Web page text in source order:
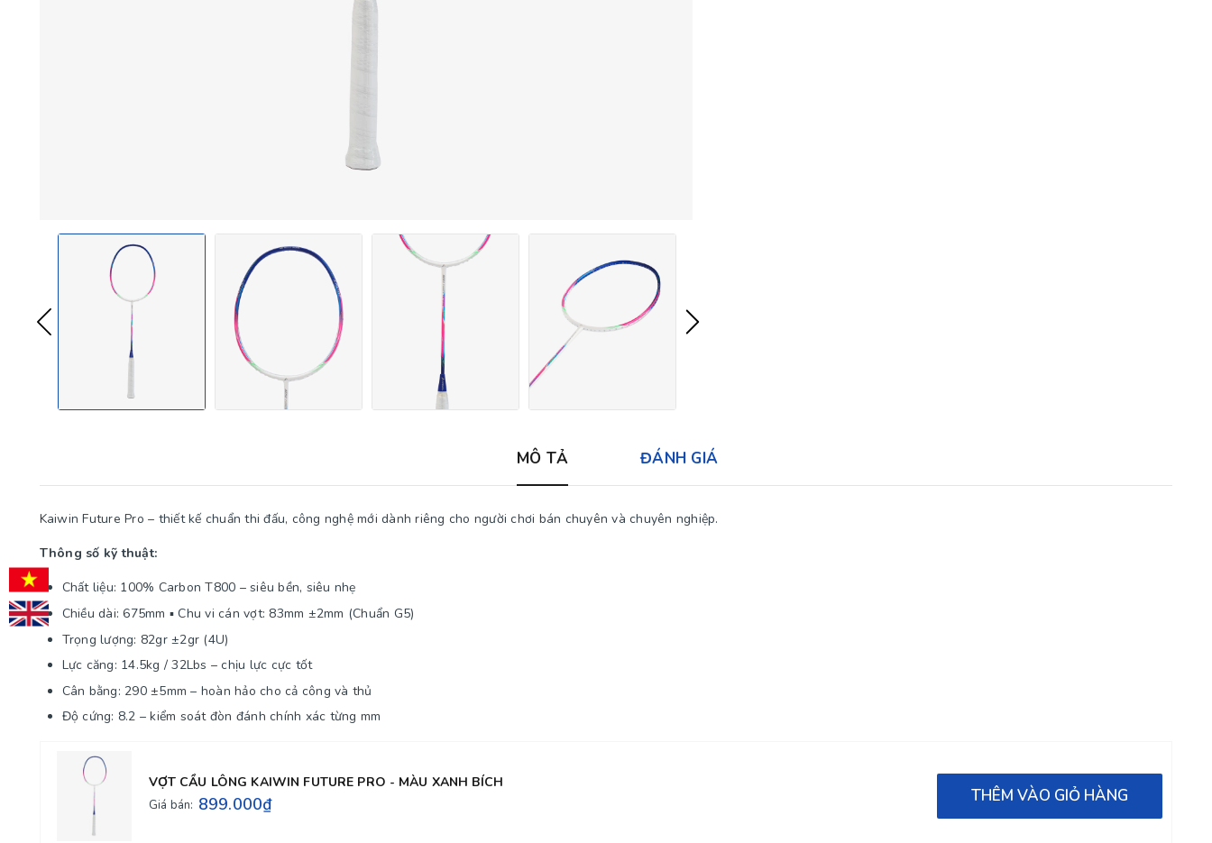
MÔ TẢ ĐÁNH GIÁ
Kaiwin Future Pro – thiết kế chuẩn thi đấu, công nghệ mới dành riêng cho người chơi bán chuyên và chuyên nghiệp.
Thông số kỹ thuật:
Chất liệu: 100% Carbon T800 – siêu bền, siêu nhẹ
Chiều dài: 675mm ▪ Chu vi cán vợt: 83mm ±2mm (Chuẩn G5)
Trọng lượng: 82gr ±2gr (4U)
Lực căng: 14.5kg / 32Lbs – chịu lực cực tốt
Cân bằng: 290 ±5mm – hoàn hảo cho cả công và thủ
Độ cứng: 8.2 – kiểm soát đòn đánh chính xác từng mm
VỢT CẦU LÔNG KAIWIN FUTURE PRO - MÀU XANH BÍCH
Giá bán: 899.000₫ THÊM VÀO GIỎ HÀNG